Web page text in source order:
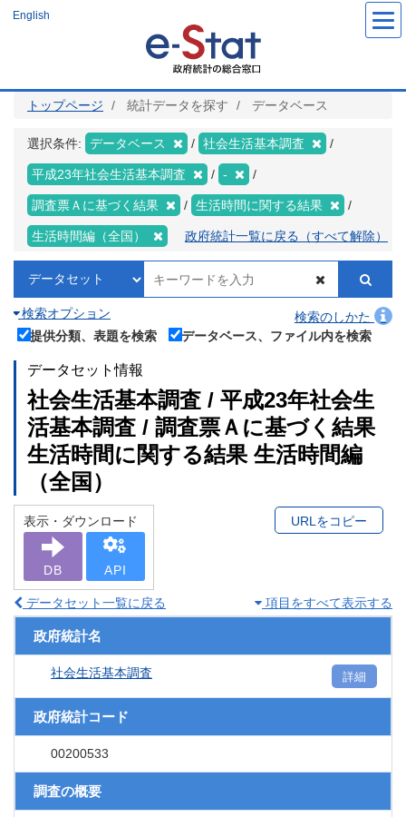
ツ
English
トップページ 統計データを探す データベース
選択条件: データベース 社会生活基本調査
平成23年社会生活基本調査 -
調査票Ａに基づく結果 生活時間に関する結果
生活時間編（全国） 政府統計一覧に戻る（すべて解除）
検索オプション
検索のしかた
提供分類、表題を検索
データベース、ファイル内を検索
データセット情報
社会生活基本調査 / 平成23年社会生
活基本調査 / 調査票Ａに基づく結果
生活時間に関する結果 生活時間編
（全国）
表示・ダウンロード
DB API
URLをコピー
データセット一覧に戻る 項目をすべて表示する
政府統計名
社会生活基本調査 詳細
政府統計コード
00200533
調査の概要